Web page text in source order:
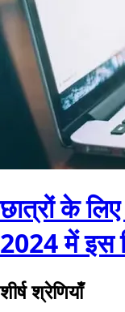
छात्रों के
2024 में इस
शीर्ष श्रेणियाँ